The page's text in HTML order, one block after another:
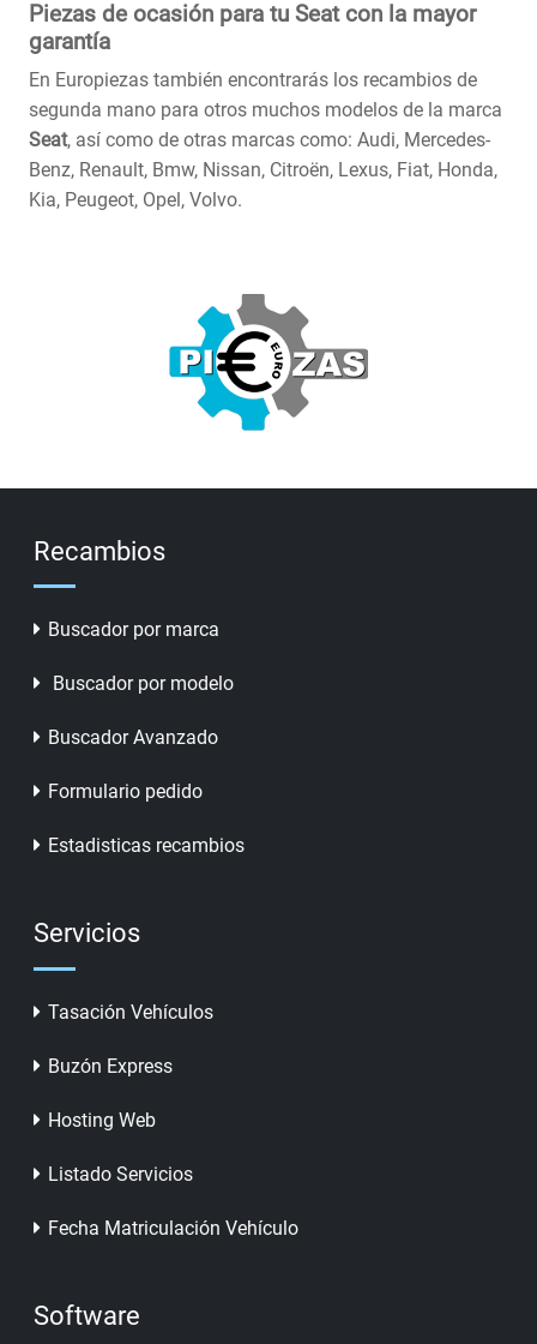
Piezas de ocasión para tu Seat con la mayor
garantía
En Europiezas también encontrarás los recambios de
segunda mano para otros muchos modelos de la marca
Seat, así como de otras marcas como: Audi, Mercedes-
Benz, Renault, Bmw, Nissan, Citroën, Lexus, Fiat, Honda,
Kia, Peugeot, Opel, Volvo.
Recambios
Buscador por marca
Buscador por modelo
Buscador Avanzado
Formulario pedido
Estadisticas recambios
Servicios
Tasación Vehículos
Buzón Express
Hosting Web
Listado Servicios
Fecha Matriculación Vehículo
Software